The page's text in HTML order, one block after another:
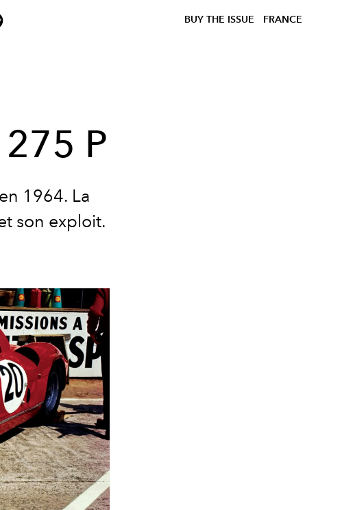
BUY THE ISSUE FRANCE
P
1964. La
son exploit.